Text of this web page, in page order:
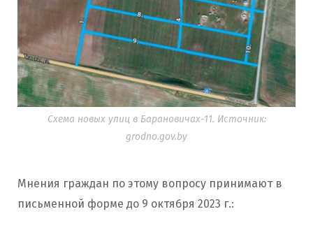
Схема новых улиц в Барановичах-11. Источник:
grodno.gov.by
Мнения граждан по этому вопросу принимают в
письменной форме до 9 октября 2023 г.: